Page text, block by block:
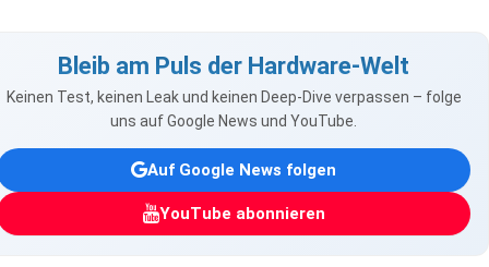
Bleib am Puls der Hardware-Welt
Keinen Test, keinen Leak und keinen Deep-Dive verpassen – folge
uns auf Google News und YouTube.
Auf Google News folgen
YouTube abonnieren